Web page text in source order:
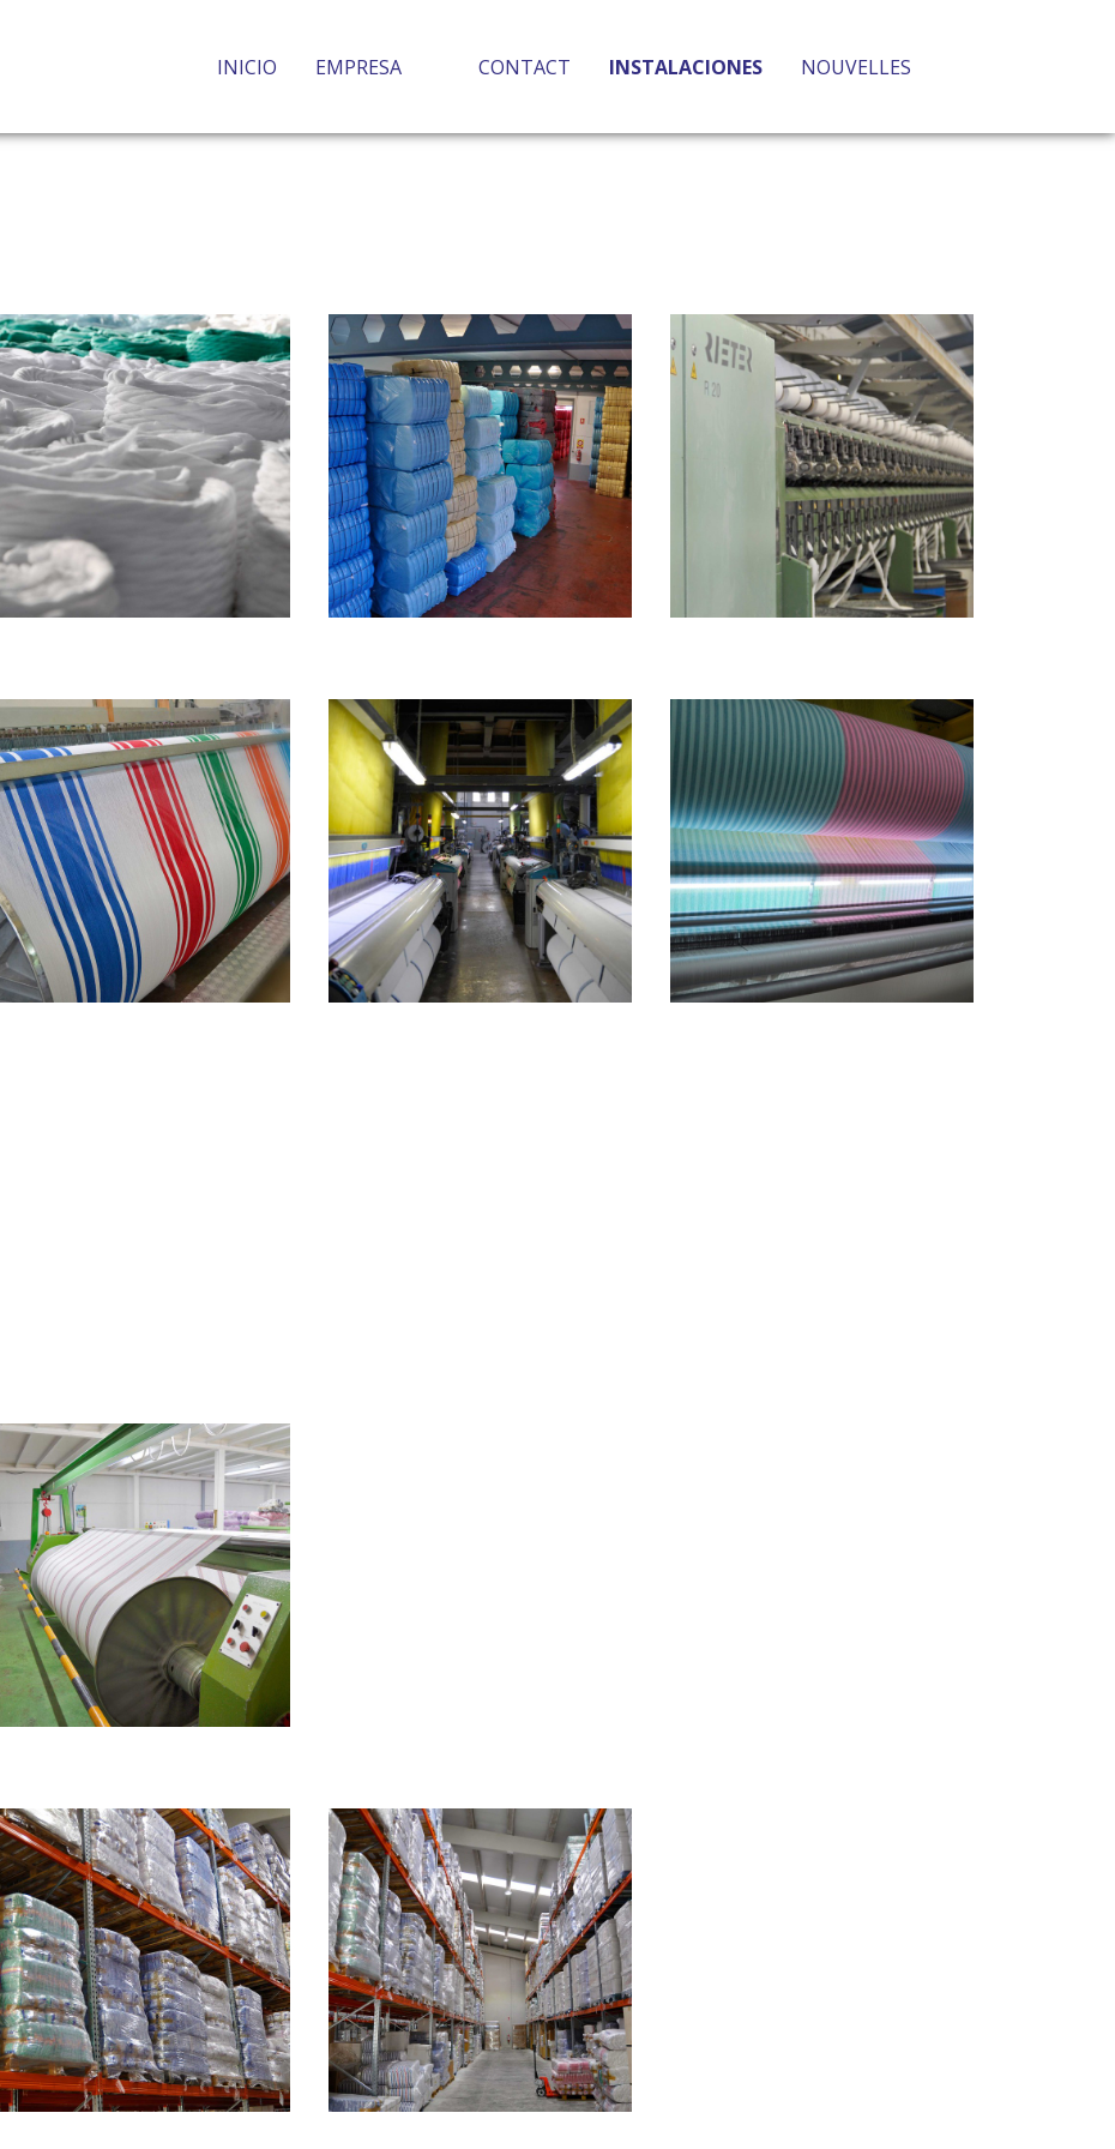
INICIO EMPRESA CONTACT INSTALACIONES NOUVELLES